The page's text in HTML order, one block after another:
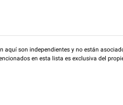
aquí son independientes y no están
en esta lista es exclusiva del